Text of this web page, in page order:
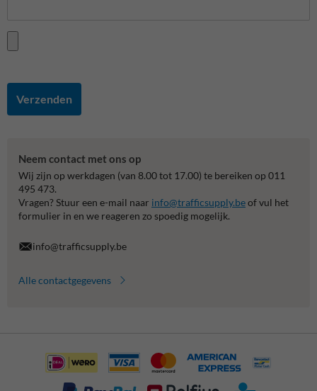
Verzenden
Neem contact met ons op
Wij zijn op werkdagen (van 8.00 tot 17.00) te bereiken op 011
495 473.
Vragen? Stuur een e-mail naar info@trafficsupply.beof vul het
formulier in en we reageren zo spoedig mogelijk.
info@trafficsupply.be
Alle contactgegevens